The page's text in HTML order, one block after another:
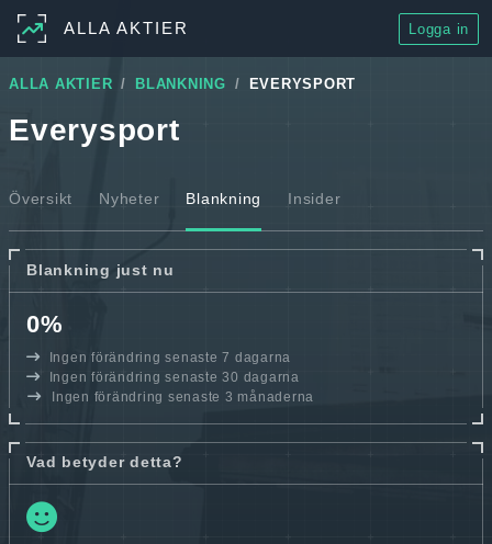
ALLA AKTIER Logga in
ALLA AKTIER BLANKNING EVERYSPORT
Everysport
Översikt Nyheter Blankning Insider
Blankning just nu
0%
Ingen förändring senaste 7 dagarna
Ingen förändring senaste 30 dagarna
Ingen förändring senaste 3 månaderna
Vad betyder detta?